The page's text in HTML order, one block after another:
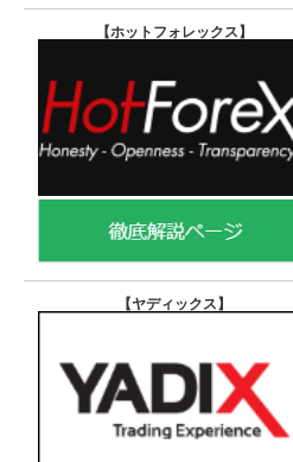
【ホットフォレックス 】
【ヤディックス 】